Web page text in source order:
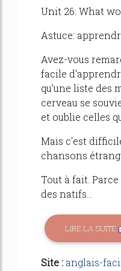
Unit 26: What
Astuce:
Avez-vous
facile
qu'une liste des
cerveau se
et oublie celles
Mais c'est
chansons
Tout à fait.
des natifs...
LIRE LA SUITE
Site : anglais-